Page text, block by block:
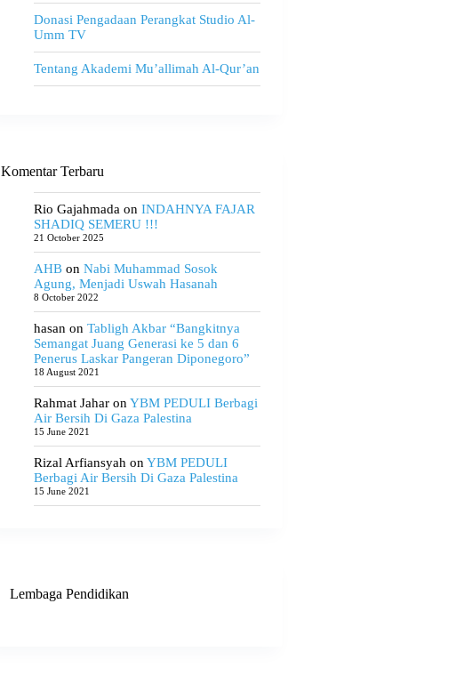
Donasi Pengadaan Perangkat Studio Al-
Umm TV
Tentang Akademi Mu’allimah Al-Qur’an
Komentar Terbaru
Rio Gajahmadaon INDAHNYA FAJAR
SHADIQ SEMERU !!!
21 October 2025
AHBon Nabi Muhammad Sosok
Agung, Menjadi Uswah Hasanah
8 October 2022
hasanon Tabligh Akbar “Bangkitnya
Semangat Juang Generasi ke 5 dan 6
Penerus Laskar Pangeran Diponegoro”
18 August 2021
Rahmat JaharonYBM PEDULI Berbagi
Air Bersih Di Gaza Palestina
15 June 2021
Rizal ArfiansyahonYBM PEDULI
Berbagi Air Bersih Di Gaza Palestina
15 June 2021
Lembaga Pendidikan